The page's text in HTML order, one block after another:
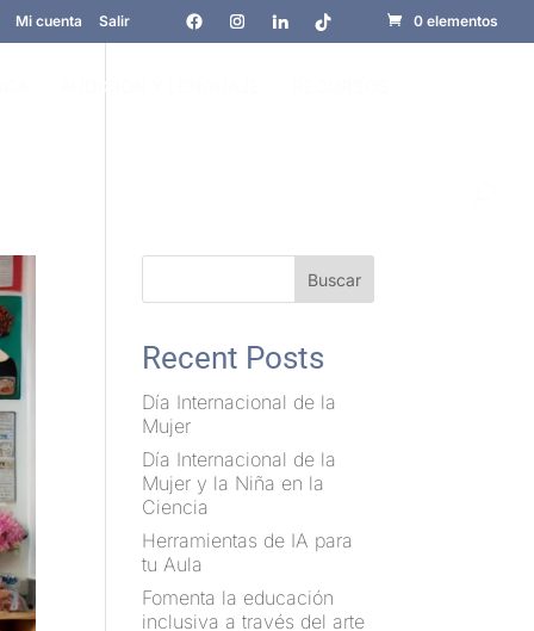
Mi cuenta Salir 0 elementos
AUDICIÓN Y LENGUAJE
Buscar
Recent Posts
Día Internacional de la
Mujer
Día Internacional de la
Mujer y la Niña en la
Ciencia
Herramientas de IA para
tu Aula
Fomenta la educación
inclusiva a través del arte